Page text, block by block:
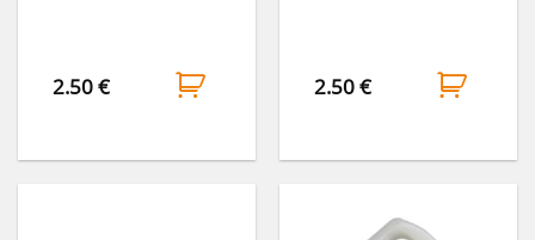
2.50€ 2.50€